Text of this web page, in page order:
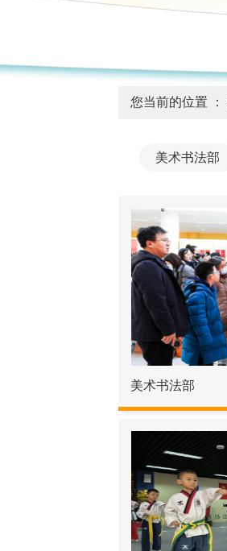
您当前的位置 ：
美术书法部
美术书法部